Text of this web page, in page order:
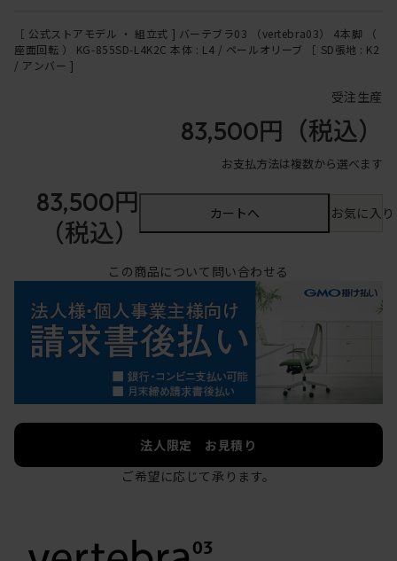
［ 公式ストアモデル ・ 組立式 ] バーテブラ03 （vertebra03） 4本脚 （
座面回転 ） KG-855SD-L4K2C 本体 : L4 / ペールオリーブ ［ SD張地 : K2
/ アンバー ]
受注生産
83,500円 （税込）
お支払方法は複数から選べます
83,500円
（税込）
カートへ お気に入
この商品について問い合わせる
法人限定 お見積り
ご希望に応じて承ります。